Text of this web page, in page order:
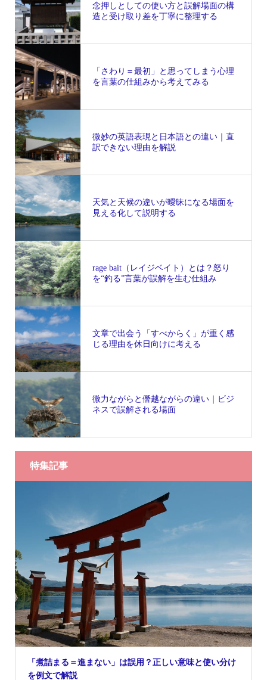
念押しとしての使い方と誤解場面の構
造と受け取り差を丁寧に整理する
「さわり＝最初」と思ってしまう心理
を言葉の仕組みから考えてみる
微妙の英語表現と日本語との違い｜直
訳できない理由を解説
天気と天候の違いが曖昧になる場面を
見える化して説明する
rage bait（レイジベイト）とは？怒り
を“釣る”言葉が誤解を生む仕組み
文章で出会う「すべからく」が重く感
じる理由を休日向けに考える
微力ながらと僭越ながらの違い｜ビジ
ネスで誤解される場面
特集記事
「煮詰まる＝進まない」は誤用？正しい意味と使い分け
を例文で解説